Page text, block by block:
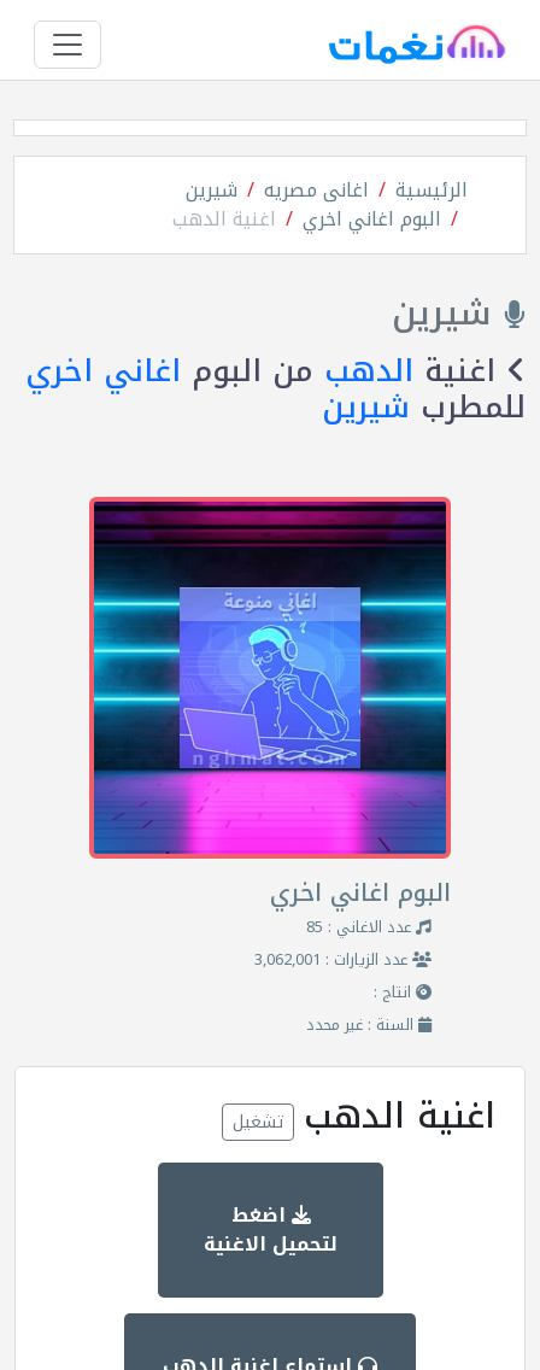
الرئيسية اغانى مصريه شيرين
البوم اغاني اخري اغنية الدهب
شيرين
اغنية الدهب من البوم اغاني اخري
للمطرب شيرين
البوم اغاني اخري
عدد الاغاني : 85
عدد الزيارات : 3,062,001
انتاج :
السنة : غير محدد
اغنية الدهب تشغيل
اضغط
لتحميل الاغنية